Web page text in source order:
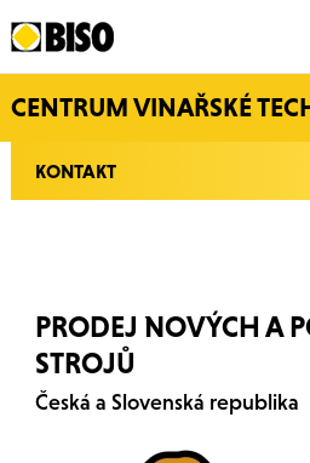
CENTRUM VINAŘSKÉ
KONTAKT
PRODEJ NOVÝCH A
STROJŮ
Česká a Slovenská republika